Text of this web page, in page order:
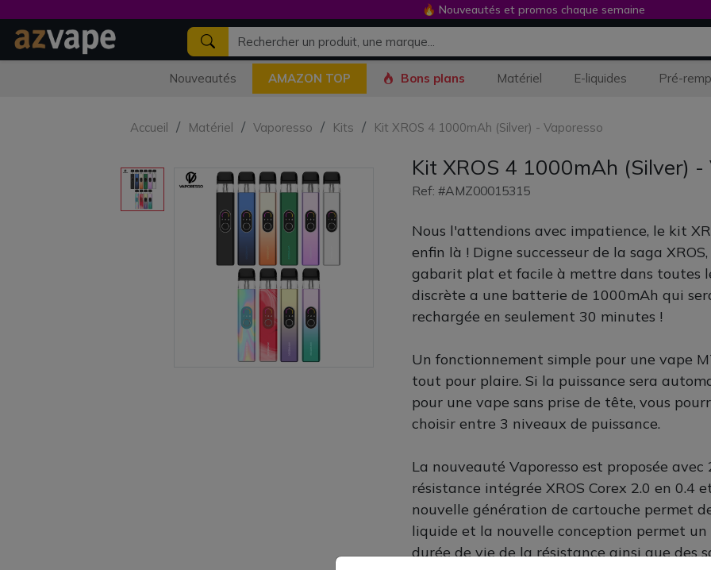
Nouveautés AMAZON TOP Bons plans Matériel E-liquides Pré-
Accueil Matériel Vaporesso Kits Kit XROS 4 1000mAh (Silver) - Vaporesso
Kit XROS 4 1000mAh (Silver) -
Ref: #AMZ00015315
Nous l'attendions avec impatience, le kit
enfin là ! Digne successeur de la saga
gabarit plat et facile à mettre dans toutes
discrète a une batterie de 1000mAh qui
rechargée en seulement 30 minutes !
Un fonctionnement simple pour une vape
tout pour plaire. Si la puissance sera
pour une vape sans prise de tête, vous
choisir entre 3 niveaux de puissance.
La nouveauté Vaporesso est proposée avec
résistance intégrée XROS Corex 2.0 en 0.4
nouvelle génération de cartouche permet
liquide et la nouvelle conception permet
durée de vie de la résistance ainsi que des
🔥 Nouveautés et promos chaque semaine